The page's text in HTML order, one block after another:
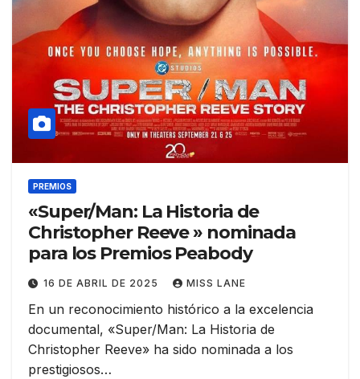
PREMIOS
«Super/Man: La Historia de
Christopher Reeve » nominada
para los Premios Peabody
16 DE ABRIL DE 2025 MISS LANE
En un reconocimiento histórico a la excelencia
documental, «Super/Man: La Historia de
Christopher Reeve» ha sido nominada a los
prestigiosos…